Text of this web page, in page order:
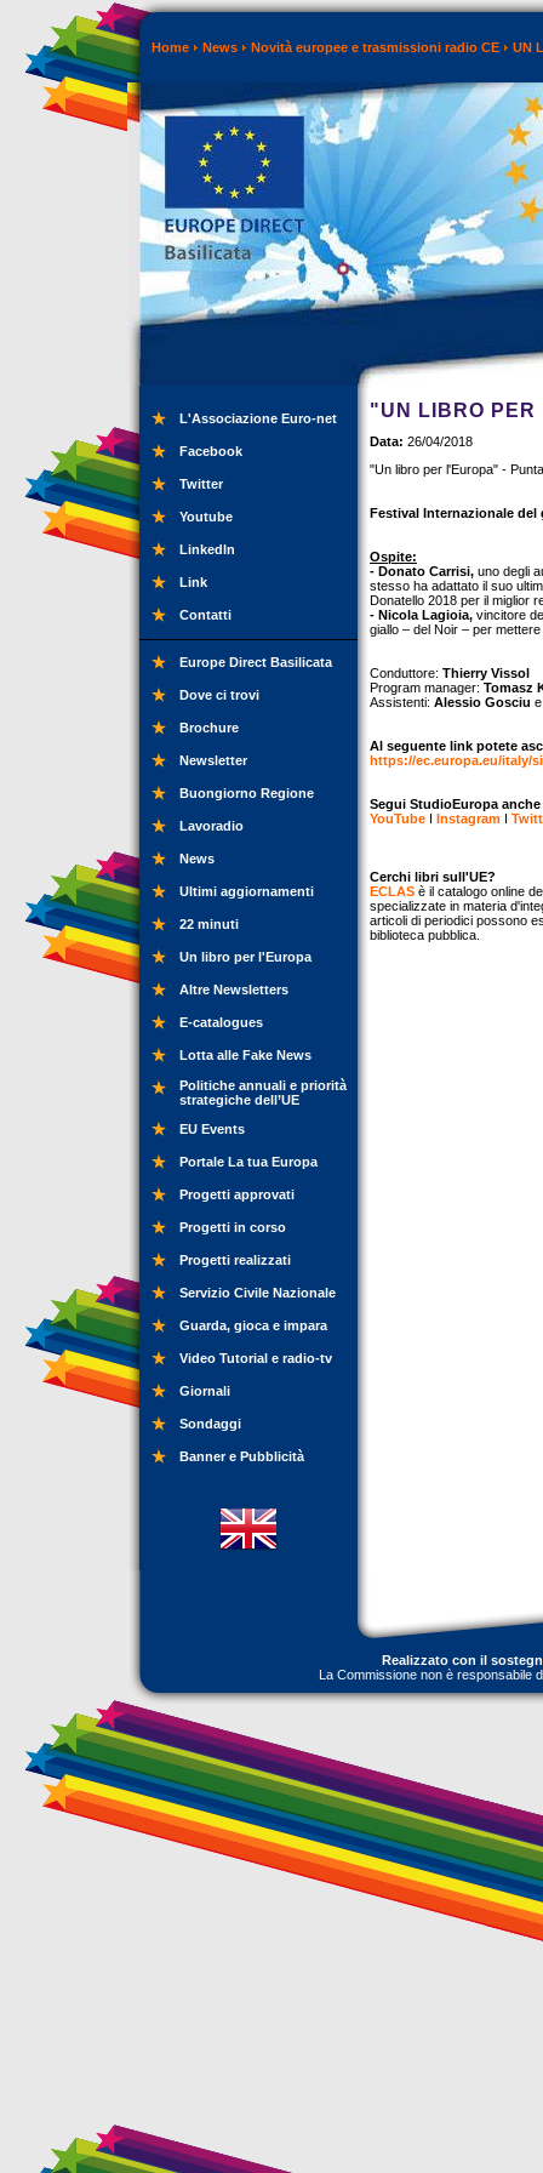
Home News Novità europee e trasmissioni radio CE UN
L'Associazione Euro-net
Facebook
Twitter
Youtube
LinkedIn
Link
Contatti
Europe Direct Basilicata
Dove ci trovi
Brochure
Newsletter
Buongiorno Regione
Lavoradio
News
Ultimi aggiornamenti
22 minuti
Un libro per l'Europa
Altre Newsletters
E-catalogues
Lotta alle Fake News
Politiche annuali e priorità
strategiche dell’UE
EU Events
Portale La tua Europa
Progetti approvati
Progetti in corso
Progetti realizzati
Servizio Civile Nazionale
Guarda, gioca e impara
Video Tutorial e radio-tv
Giornali
Sondaggi
Banner e Pubblicità
"UN LIBRO PER
Data: 26/04/2018
"Un libro per l'Europa" -
Festival Internazionale del
Ospite:
- Donato Carrisi, uno degli
stesso ha adattato il suo
Donatello 2018 per il miglior
- Nicola Lagioia, vincitore
giallo – del Noir – per
Conduttore: Thierry Vissol
Program manager: Tomasz
Assistenti: Alessio Gosciu
Al seguente link potete
https://ec.europa.eu/italy/
Segui StudioEuropa
YouTube I Instagram I
Cerchi libri sull'UE?
ECLAS è il catalogo online
specializzate in materia
articoli di periodici possono
biblioteca pubblica.
Realizzato con il
La Commissione non è responsabile